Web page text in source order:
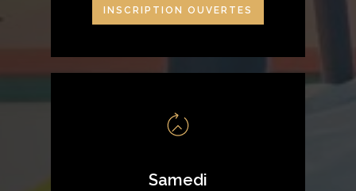
INSCRIPTION OUVERTES
Samedi